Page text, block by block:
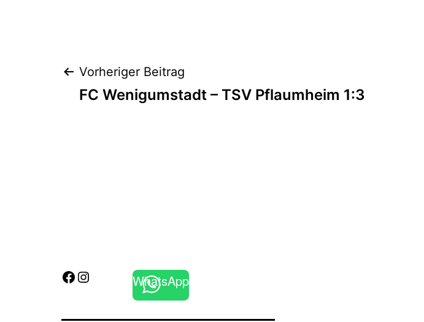
Beitragsnavigation
Vorheriger Beitrag
FC Wenigumstadt – TSV Pflaumheim 1:3
Facebook
InstagramWhatsApp